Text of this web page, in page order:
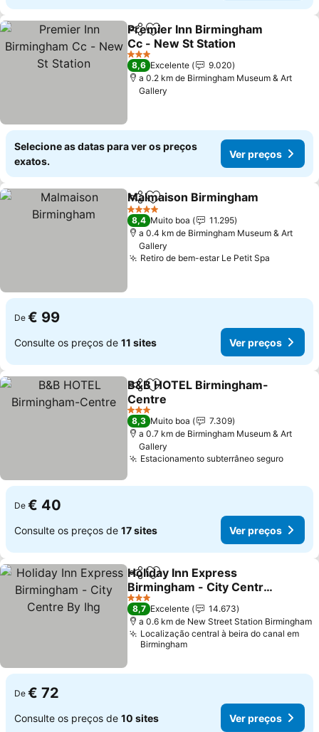
PartilharAdicionar aos favoritos
Premier Inn Birmingham
Cc - New St Station
3 Estrelas
8,6 Excelente
9.020
a 0.2 km de Birmingham Museum & Art
Gallery
Selecione as datas para ver os preços
exatos.
Ver preços
PartilharAdicionar aos favoritos
Malmaison Birmingham
4 Estrelas
8,4 Muito boa
11.295
a 0.4 km de Birmingham Museum & Art
Gallery
Retiro de bem-estar Le Petit Spa
De € 99
Consulte os preços de 11 sites Ver preços
PartilharAdicionar aos favoritos
B&B HOTEL Birmingham-
Centre
3 Estrelas
8,3 Muito boa
7.309
a 0.7 km de Birmingham Museum & Art
Gallery
Estacionamento subterrâneo seguro
De € 40
Consulte os preços de 17 sites Ver preços
PartilharAdicionar aos favoritos
Holiday Inn Express
Birmingham - City Centre
By Ihg
3 Estrelas
8,7 Excelente
14.673
a 0.6 km de New Street Station Birmingham
Localização central à beira do canal em
Birmingham
De € 72
Consulte os preços de 10 sites Ver preços